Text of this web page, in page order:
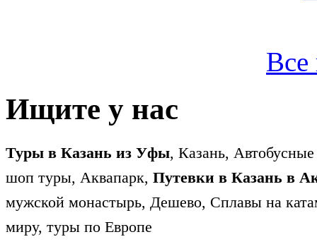
Все
Ищите у нас
Туры в Казань из Уфы, Казань,
шоп туры, Аквапарк, Путевки в Казань в
мужской монастырь, Дешево, Сплавы на
миру, туры по Европе